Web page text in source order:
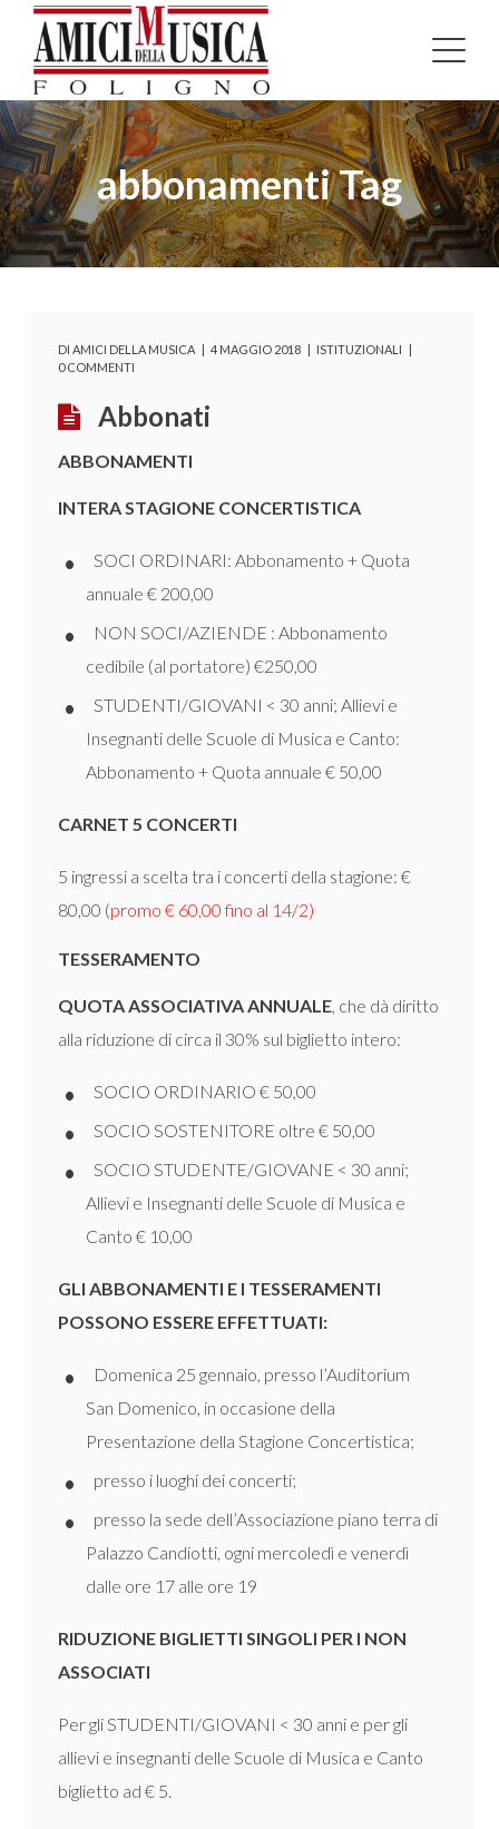
abbonamenti Tag
DIAMICI DELLA MUSICA 4 MAGGIO 2018
ISTITUZIONALI
0 COMMENTI
Abbonati
ABBONAMENTI
INTERA STAGIONE CONCERTISTICA
SOCI ORDINARI: Abbonamento + Quota
annuale € 200,00
NON SOCI/AZIENDE : Abbonamento
cedibile (al portatore) €250,00
STUDENTI/GIOVANI < 30 anni; Allievi e
Insegnanti delle Scuole di Musica e Canto:
Abbonamento + Quota annuale € 50,00
CARNET 5 CONCERTI
5 ingressi a scelta tra i concerti della stagione: €
80,00 (promo € 60,00 fino al 14/2)
TESSERAMENTO
QUOTA ASSOCIATIVA ANNUALE, che dà diritto
alla riduzione di circa il 30% sul biglietto intero:
SOCIO ORDINARIO € 50,00
SOCIO SOSTENITORE oltre € 50,00
SOCIO STUDENTE/GIOVANE < 30 anni;
Allievi e Insegnanti delle Scuole di Musica e
Canto € 10,00
GLI ABBONAMENTI E I TESSERAMENTI
POSSONO ESSERE EFFETTUATI:
Domenica 25 gennaio, presso l’Auditorium
San Domenico, in occasione della
Presentazione della Stagione Concertistica;
presso i luoghi dei concerti;
presso la sede dell’Associazione piano terra di
Palazzo Candiotti, ogni mercoledì e venerdì
dalle ore 17 alle ore 19
RIDUZIONE BIGLIETTI SINGOLI PER I NON
ASSOCIATI
Per gli STUDENTI/GIOVANI < 30 anni e per gli
allievi e insegnanti delle Scuole di Musica e Canto
biglietto ad € 5.